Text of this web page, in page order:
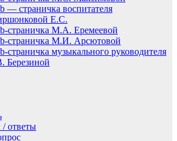
— страничка воспитателя
Е.С.
страничка М.А. Еремеевой
страничка М.И. Арсютовой
страничка музыкального руководителя
Березиной
ответы